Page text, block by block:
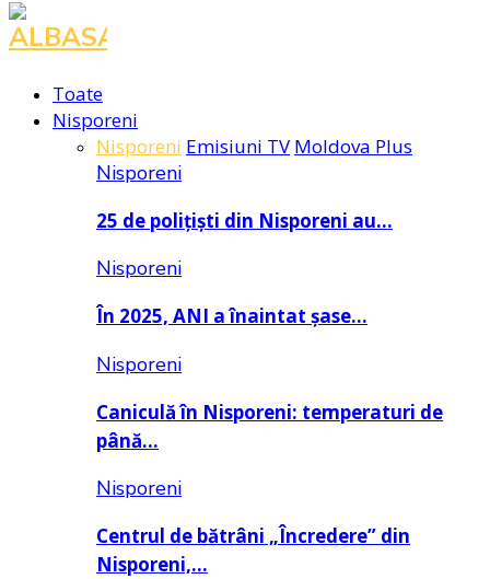
Facebook
Instagram
Youtube
Toate
Nisporeni
Nisporeni Emisiuni TV Moldova Plus
Nisporeni
25 de polițiști din Nisporeni au…
Nisporeni
În 2025, ANI a înaintat șase…
Nisporeni
Caniculă în Nisporeni: temperaturi de
până…
Nisporeni
Centrul de bătrâni „Încredere” din
Nisporeni,…